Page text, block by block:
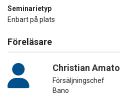
Seminarietyp
Enbart på plats
Föreläsare
Christian Amato
Försäljningschef
Bano